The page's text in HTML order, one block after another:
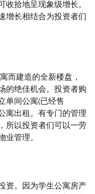
收拾地呈现象级增长。
增长相结合为投资者们
而建造的全新楼盘，
的绝佳机会。投资者购
单间公寓(已经售
寓出租。有专门的管理
所以投资者们可以一劳
业管理。
资。因为学生公寓房产